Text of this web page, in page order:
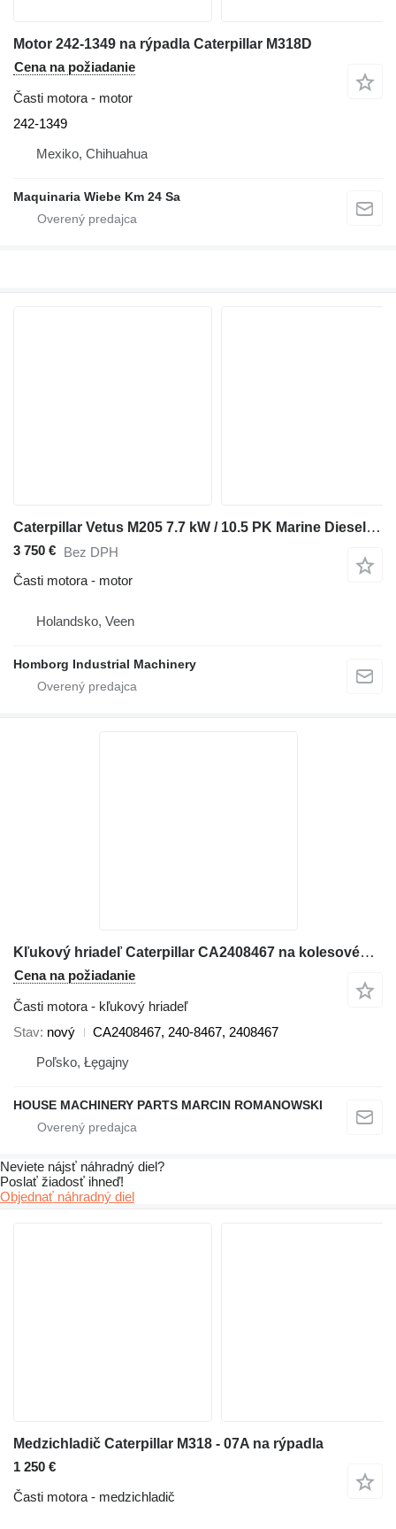
Motor 242-1349 na rýpadla Caterpillar M318D
Cena na požiadanie
Časti motora - motor
242-1349
Mexiko, Chihuahua
Maquinaria Wiebe Km 24 Sa
Caterpillar Vetus M205 7.7 kW / 10.5 PK Marine Diesel motor met keerkoppelin
3 750 € Bez DPH
Časti motora - motor
Holandsko, Veen
Homborg Industrial Machinery
Kľukový hriadeľ Caterpillar CA2408467 na kolesového nakladača Caterpillar 3056E, 550B, 560B, 564, 574B, 924G, 924GZ, 930G, IT28G, M316C, M318C, M318C, M322C
Cena na požiadanie
Časti motora - kľukový hriadeľ
Stav nový
CA2408467, 240-8467, 2408467
Poľsko, Łęgajny
HOUSE MACHINERY PARTS MARCIN ROMANOWSKI
Neviete nájsť náhradný diel?
Poslať žiadosť ihneď!
Objednať náhradný diel
Medzichladič Caterpillar M318 - 07A na rýpadla
1 250 €
Časti motora - medzichladič